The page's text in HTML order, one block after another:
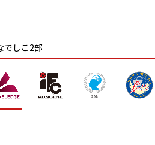
でしこ2部